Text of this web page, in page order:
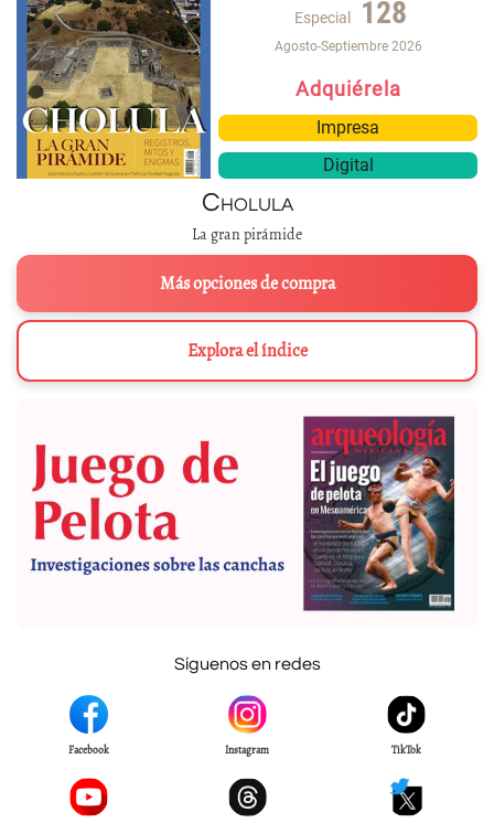
Especial 128
Agosto-Septiembre 2026
Adquiérela
Impresa
Digital
Cholula
La gran pirámide
Más opciones de compra
Explora el índice
Síguenos en redes
Facebook Instagram TikTok